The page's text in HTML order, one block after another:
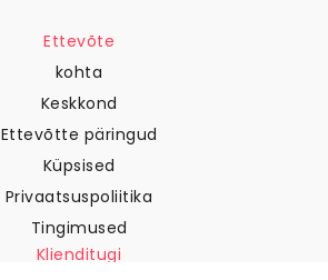
Ettevõte
kohta
Keskkond
Ettevõtte päringud
Küpsised
Privaatsuspoliitika
Tingimused
Klienditugi